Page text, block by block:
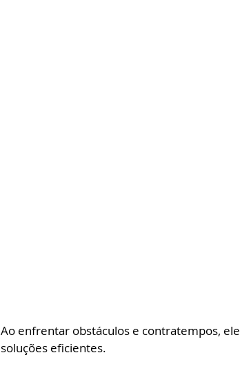
Ao enfrentar obstáculos e contratempos,
soluções eficientes.